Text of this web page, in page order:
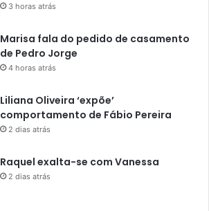
3 horas atrás
Marisa fala do pedido de casamento
de Pedro Jorge
4 horas atrás
Liliana Oliveira ‘expõe’
comportamento de Fábio Pereira
2 dias atrás
Raquel exalta-se com Vanessa
2 dias atrás